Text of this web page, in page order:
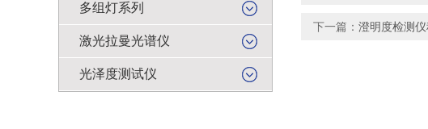
多组灯系列
激光拉曼光谱仪
光泽度测试仪
下一篇： 澄明度检测